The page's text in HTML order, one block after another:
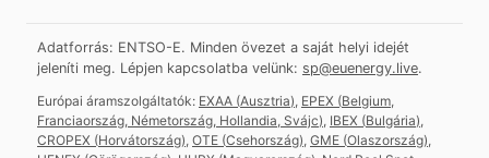
Adatforrás: ENTSO-E. Minden övezet a saját helyi idejét
jeleníti meg. Lépjen kapcsolatba velünk: sp@euenergy.live.
Európai áramszolgáltatók: EXAA (Ausztria) EPEX (Belgium,
Franciaország, Németország, Hollandia, Svájc) IBEX (Bulgária)
CROPEX (Horvátország) OTE (Csehország) GME (Olaszország)